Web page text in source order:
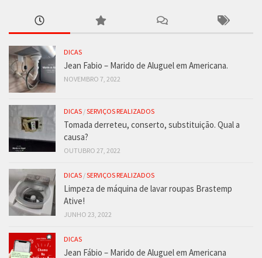
DICAS
Jean Fabio – Marido de Aluguel em Americana.
NOVEMBRO 7, 2022
DICAS /SERVIÇOS REALIZADOS
Tomada derreteu, conserto, substituição. Qual a
causa?
OUTUBRO 27, 2022
DICAS /SERVIÇOS REALIZADOS
Limpeza de máquina de lavar roupas Brastemp
Ative!
JUNHO 23, 2022
DICAS
Jean Fábio – Marido de Aluguel em Americana